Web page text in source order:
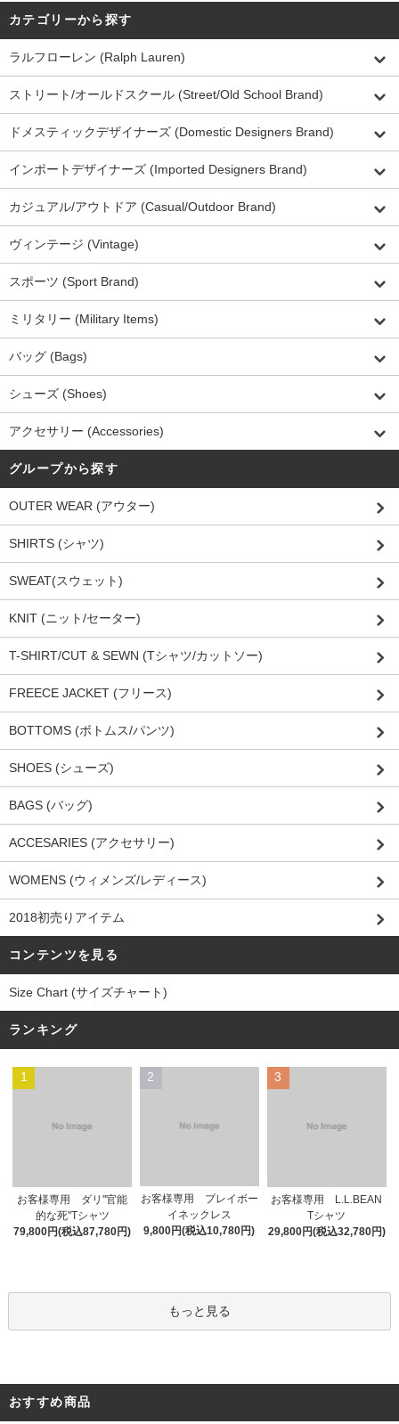
カテゴリーから探す
ラルフローレン (Ralph Lauren)
ストリート/オールドスクール (Street/Old School Brand)
ドメスティックデザイナーズ (Domestic Designers Brand)
インポートデザイナーズ (Imported Designers Brand)
カジュアル/アウトドア (Casual/Outdoor Brand)
ヴィンテージ (Vintage)
スポーツ (Sport Brand)
ミリタリー (Military Items)
バッグ (Bags)
シューズ (Shoes)
アクセサリー (Accessories)
グループから探す
OUTER WEAR (アウター)
SHIRTS (シャツ)
SWEAT(スウェット)
KNIT (ニット/セーター)
T-SHIRT/CUT & SEWN (Tシャツ/カットソー)
FREECE JACKET (フリース)
BOTTOMS (ボトムス/パンツ)
SHOES (シューズ)
BAGS (バッグ)
ACCESARIES (アクセサリー)
WOMENS (ウィメンズ/レディース)
2018初売りアイテム
コンテンツを見る
Size Chart (サイズチャート)
ランキング
1
お客様専用 ダリ"官能
的な死"Tシャツ
79,800円(税込87,780円)
2
お客様専用 プレイボー
イネックレス
9,800円(税込10,780円)
3
お客様専用 L.L.BEAN
Tシャツ
29,800円(税込32,780円)
もっと見る
おすすめ商品